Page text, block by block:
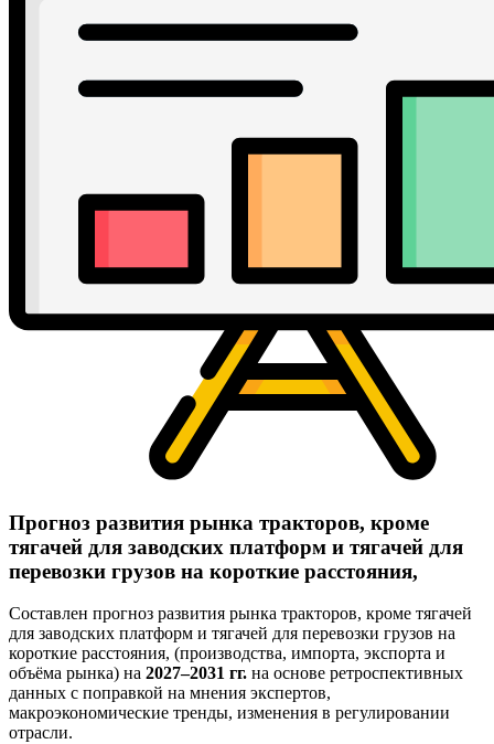
Прогноз развития рынка тракторов, кроме
тягачей для заводских платформ и тягачей для
перевозки грузов на короткие расстояния,
Составлен прогноз развития рынка тракторов, кроме тягачей
для заводских платформ и тягачей для перевозки грузов на
короткие расстояния, (производства, импорта, экспорта и
объёма рынка) на 2027–2031 гг. на основе ретроспективных
данных с поправкой на мнения экспертов,
макроэкономические тренды, изменения в регулировании
отрасли.